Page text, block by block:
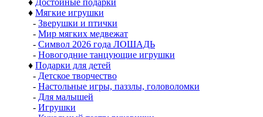
♦ Достойные подарки
♦ Мягкие игрушки
- Зверушки и птички
- Мир мягких медвежат
- Символ 2026 года ЛОШАДЬ
- Новогодние танцующие игрушки
♦ Подарки для детей
- Детское творчество
- Настольные игры, паззлы, головоломки
- Для малышей
- Игрушки